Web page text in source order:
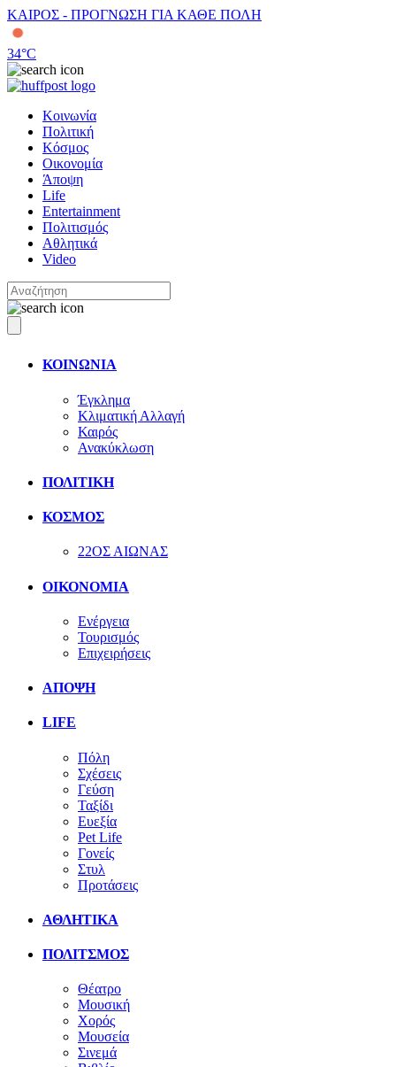
ΚΑΙΡΟΣ - ΠΡΟΓΝΩΣΗ ΓΙΑ ΚΑΘΕ ΠΟΛΗ
34°C
Κοινωνία
Πολιτική
Κόσμος
Οικονομία
Άποψη
Life
Entertainment
Πολιτισμός
Αθλητικά
Video
ΚΟΙΝΩΝΙΑ
Έγκλημα
Κλιματική Αλλαγή
Καιρός
Ανακύκλωση
ΠΟΛΙΤΙΚΗ
ΚΟΣΜΟΣ
22ΟΣ ΑΙΩΝΑΣ
ΟΙΚΟΝΟΜΙΑ
Ενέργεια
Τουρισμός
Επιχειρήσεις
ΑΠΟΨΗ
LIFE
Πόλη
Σχέσεις
Γεύση
Ταξίδι
Ευεξία
Pet Life
Γονείς
Στυλ
Προτάσεις
ΑΘΛΗΤΙΚΑ
ΠΟΛΙΤΣΜΟΣ
Θέατρο
Μουσική
Χορός
Μουσεία
Σινεμά